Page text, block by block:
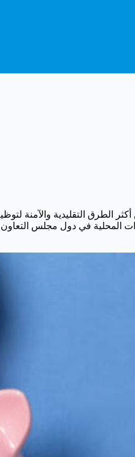
الطرق التقليدية والآمنة
المحلية في دول مجلس التعاون